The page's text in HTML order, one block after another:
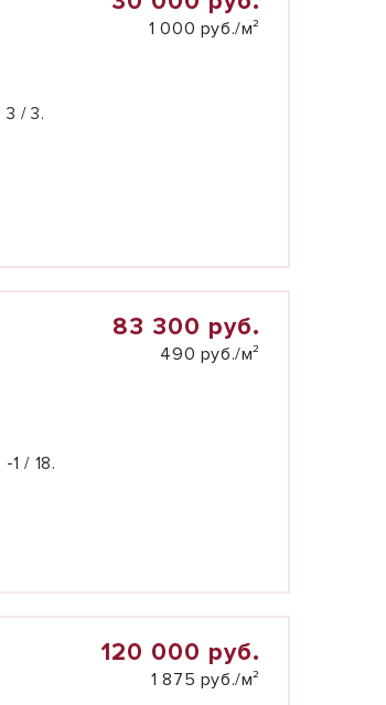
1 000 руб./м²
3 / 3.
83 300 руб.
490 руб./м²
-1 / 18.
120 000 руб.
1 875 руб./м²